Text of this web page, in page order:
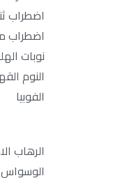
اضطراب
اضطراب
نوبات
النوم
الفوبيا
الرهاب
k
o
k